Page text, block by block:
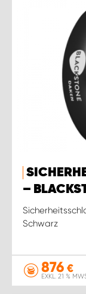
–
Schwarz
876 €
EXKL. 21 %